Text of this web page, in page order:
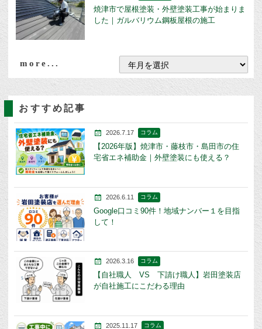
焼津市で屋根塗装・外壁塗装工事が始まりま
した｜ガルバリウム鋼板屋根の施工
more...
おすすめ記事
2026.7.17 コラム
【2026年版】焼津市・藤枝市・島田市の住
宅省エネ補助金｜外壁塗装にも使える？
2026.6.11 コラム
Google口コミ90件！地域ナンバー１を目指
して！
2026.3.16 コラム
【自社職人 VS 下請け職人】岩田塗装店
が自社施工にこだわる理由
2025.11.17 コラム